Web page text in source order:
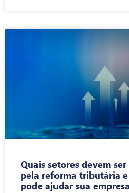
Quais setores devem
pela reforma tributária
pode ajudar sua